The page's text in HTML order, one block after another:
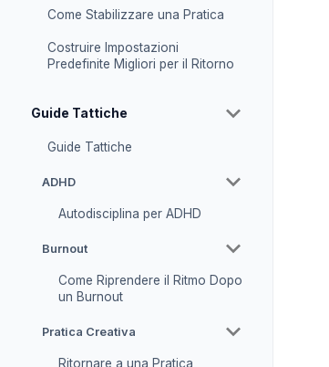
Come Stabilizzare una Pratica
Costruire Impostazioni
Predefinite Migliori per il Ritorno
Guide Tattiche
Guide Tattiche
ADHD
Autodisciplina per ADHD
Burnout
Come Riprendere il Ritmo Dopo
un Burnout
Pratica Creativa
Ritornare a una Pratica